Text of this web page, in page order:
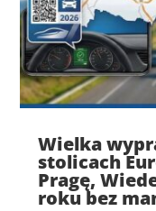
Wielka
stolicach
Pragę,
roku bez